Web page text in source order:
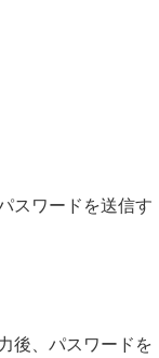
スワードを送信す
後、パスワードを